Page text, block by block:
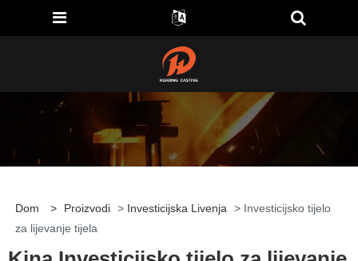
Dom > Proizvodi > Investicijska Livenja > Investicijsko tijelo
za lijevanje tijela